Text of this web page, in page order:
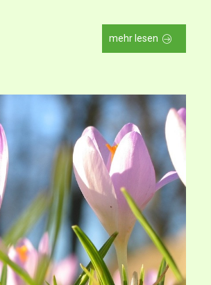
mehr lesen